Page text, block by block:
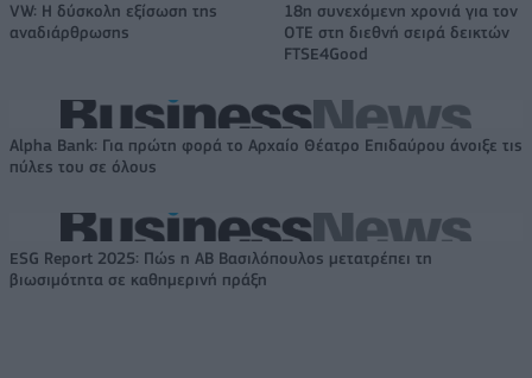
VW: Η δύσκολη εξίσωση της
αναδιάρθρωσης
18η συνεχόμενη χρονιά για τον
ΟΤΕ στη διεθνή σειρά δεικτών
FTSE4Good
Alpha Bank: Για πρώτη φορά το Αρχαίο Θέατρο Επιδαύρου άνοιξε τις
πύλες του σε όλους
ESG Report 2025: Πώς η ΑΒ Βασιλόπουλος μετατρέπει τη
βιωσιμότητα σε καθημερινή πράξη